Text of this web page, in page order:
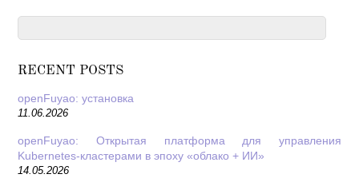
RECENT POSTS
openFuyao: установка
11.06.2026
openFuyao: Открытая платформа для управления
Kubernetes-кластерами в эпоху «облако + ИИ»
14.05.2026